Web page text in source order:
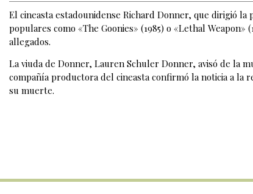
El cineasta estadounidense Richard Donner, que dirigió
populares como «The Goonies» (1985) o «Lethal
allegados.
La viuda de Donner, Lauren Schuler Donner, avisó de la
compañía productora del cineasta confirmó la noticia a la
su muerte.